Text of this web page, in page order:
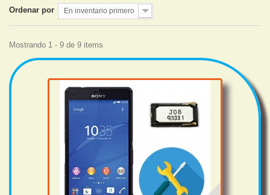
Ordenar por En inventario primero
Mostrando 1 - 9 de 9 items